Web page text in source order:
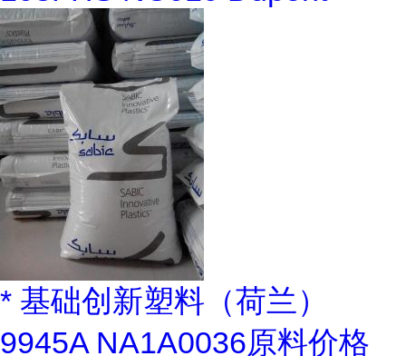
* 基础创新塑料（荷兰）
9945A NA1A0036原料价格